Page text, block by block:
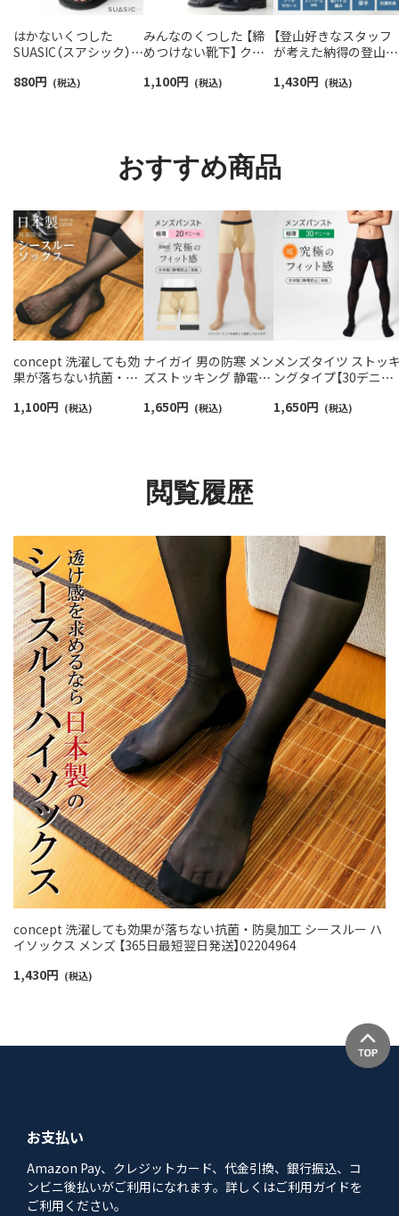
はかないくつした
SUASIC（スアシック）
抗菌防臭 ソックス メン
880円 (税込)
みんなのくつした 【締
めつけない靴下】 クル
【24-26cm】【26-28cm】
1,100円 (税込)
【登山好きなスタッフ
が考えた納得の登山用
リノウール混 クルー
1,430円 (税込)
おすすめ商品
concept 洗濯しても効
果が落ちない抗菌・防
クス クルー丈 メンズ
1,100円 (税込)
ナイガイ 男の防寒 メン
ズストッキング 静電・
前開き スムーフィット
1,650円 (税込)
メンズタイツ ストッ
ングタイプ【30デニー
材使用 スムーフィッ
1,650円 (税込)
閲覧履歴
concept 洗濯しても効果が落ちない抗菌・防臭加工 シースルー ハ
イソックス メンズ 【365日最短翌日発送】02204964
1,430円 (税込)
お支払い
Amazon Pay、クレジットカード、代金引換、銀行振込、コ
ンビニ後払いがご利用になれます。詳しくはご利用ガイドを
ご利用ください。